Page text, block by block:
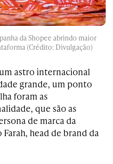
da Shopee abrindo maior
(Crédito: Divulgação)
astro internacional
grande, um ponto
foram as
que são as
de marca da
head de brand da